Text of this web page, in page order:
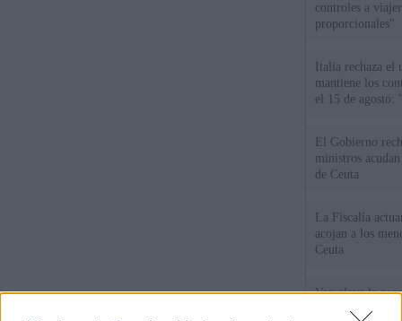
controles a
proporcionales"
Italia rechaza
mantiene los
el 15 de agosto:
El Gobierno
ministros
de Ceuta
La Fiscalía
acojan a los
Ceuta
Vox eleva la
los menores de